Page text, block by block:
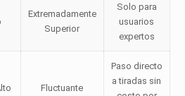
Extremadamente
Superior
Solo para
usuarios
expertos
Fluctuante
Paso directo
a tiradas sin